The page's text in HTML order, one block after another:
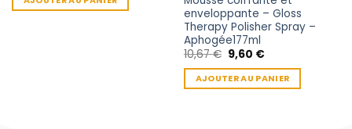
enveloppante – Gloss
Therapy Polisher Spray –
Aphogée177ml
10,67€ Le
prix
initial
était :
9,60 €Le
actuel
est :
AJOUTER AU PANIER